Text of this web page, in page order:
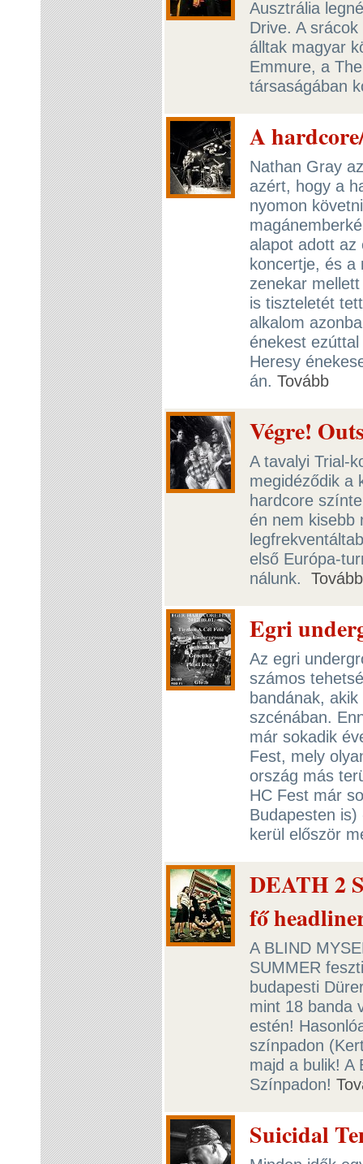
Ausztrália
Drive. A
álltak magyar
Emmure, a
társaságában
A
Nathan Gray
azért, hogy a
nyomon
alapot adott az
koncertje, és a
zenekar
is tiszteletét
alkalom
énekest
Heresy
án. Tovább
Végre!
A tavalyi Trial-
megidéződik a
hardcore
én nem kisebb
első Európa-
nálunk. Tovább
Egri
Az egri
számos
bandának,
szcénában.
már sokadik
Fest, mely
ország más
HC Fest már
Budapesten
kerül először
DEATH 2
fő
A BLIND
SUMMER
budapesti
mint 18 banda
estén!
színpadon
majd a bulik! A
Színpadon!
Suicidal